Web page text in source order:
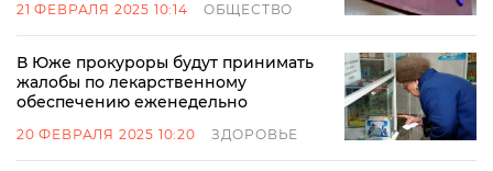
21 ФЕВРАЛЯ 2025 10:14 ОБЩЕСТВО
В Юже прокуроры будут принимать
жалобы по лекарственному
обеспечению еженедельно
20 ФЕВРАЛЯ 2025 10:20 ЗДОРОВЬЕ